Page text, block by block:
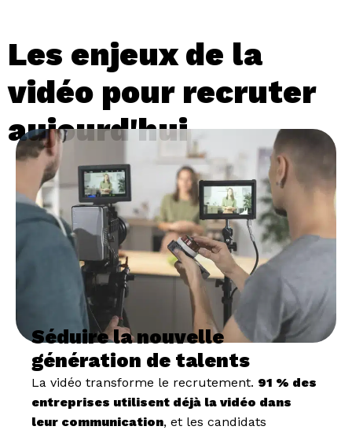
Les enjeux de la
vidéo pour recruter
aujourd'hui
Séduire la nouvelle
génération de talents
La vidéo transforme le recrutement. 91 % des
entreprises utilisent déjà la vidéo dans
leur communication, et les candidats